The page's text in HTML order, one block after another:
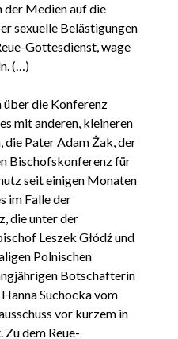
der Medien auf die
sexuelle Belästigungen
Gottesdienst, wage
(…)
über die Konferenz
mit anderen, kleineren
die Pater Adam Żak, der
Bischofskonferenz für
seit einigen Monaten
im Falle der
die unter der
Leszek Głódź und
Polnischen
Botschafterin
Suchocka vom
vor kurzem in
dem Reue-